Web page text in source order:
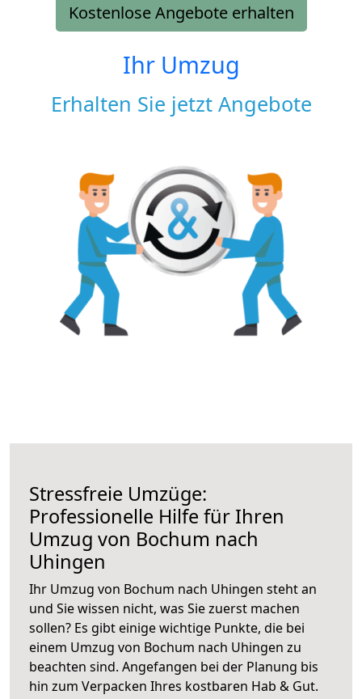
Kostenlose Angebote erhalten
Ihr Umzug
Erhalten Sie jetzt Angebote
Stressfreie Umzüge:
Professionelle Hilfe für Ihren
Umzug von Bochum nach
Uhingen
Ihr Umzug von Bochum nach Uhingen steht an
und Sie wissen nicht, was Sie zuerst machen
sollen? Es gibt einige wichtige Punkte, die bei
einem Umzug von Bochum nach Uhingen zu
beachten sind. Angefangen bei der Planung bis
hin zum Verpacken Ihres kostbaren Hab & Gut.